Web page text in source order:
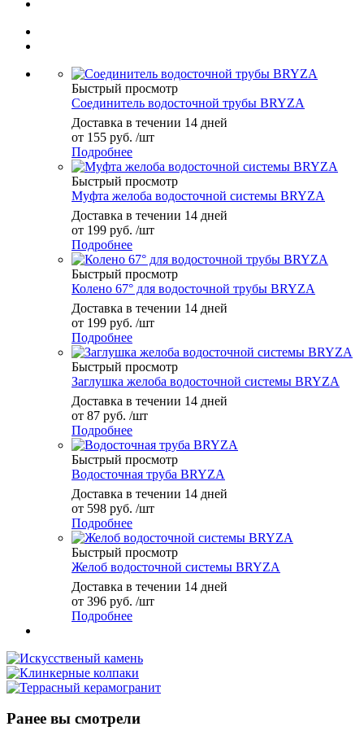
Быстрый просмотр
Соединитель водосточной трубы BRYZA
Доставка в течении 14 дней
от 155 руб. /шт
Подробнее
Быстрый просмотр
Муфта желоба водосточной системы BRYZA
Доставка в течении 14 дней
от 199 руб. /шт
Подробнее
Быстрый просмотр
Колено 67° для водосточной трубы BRYZA
Доставка в течении 14 дней
от 199 руб. /шт
Подробнее
Быстрый просмотр
Заглушка желоба водосточной системы BRYZA
Доставка в течении 14 дней
от 87 руб. /шт
Подробнее
Быстрый просмотр
Водосточная труба BRYZA
Доставка в течении 14 дней
от 598 руб. /шт
Подробнее
Быстрый просмотр
Желоб водосточной системы BRYZA
Доставка в течении 14 дней
от 396 руб. /шт
Подробнее
Ранее вы смотрели